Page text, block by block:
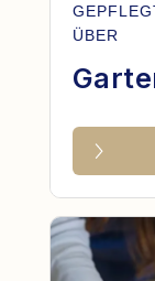
ÜBER